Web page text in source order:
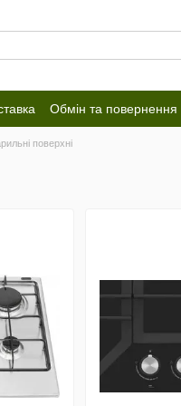
Обмін та повернення
поверхні